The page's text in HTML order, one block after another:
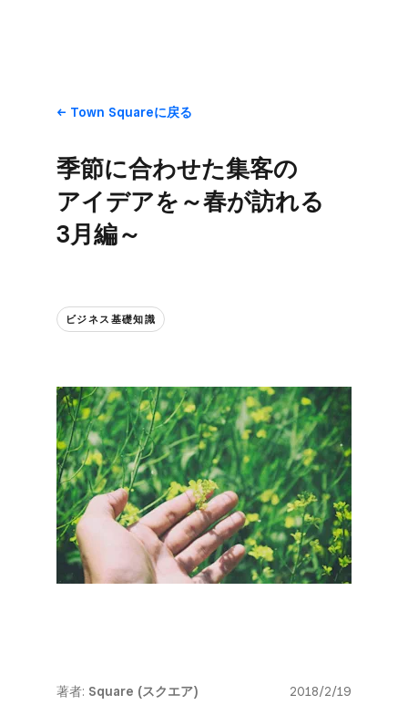
Town Squareに​戻る
季節に​合わせた​集客の​
アイデアを​～春が​訪れる​
3月編～
ビジネス基礎知識
著者: Square (スクエア) 2018/2/19